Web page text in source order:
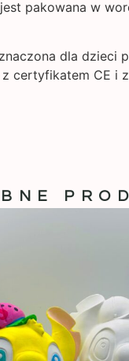
pakowana w
dla dzieci
z certyfikatem CE i